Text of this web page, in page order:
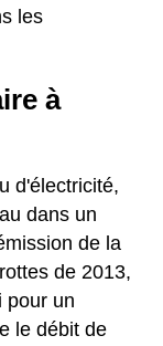
les
à
d'électricité,
dans un
de la
de 2013,
pour un
le débit de